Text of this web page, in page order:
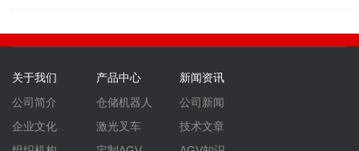
关于我们
公司简介
企业文化
产品中心
仓储机器人
激光叉车
新闻资讯
公司新闻
技术文章